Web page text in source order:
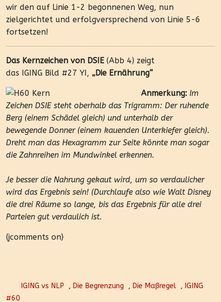
wir den auf Linie 1-2 begonnenen Weg, nun
zielgerichtet und erfolgversprechend von Linie 5-6
fortsetzen!
Das Kernzeichen von DSIE (Abb 4) zeigt
das IGING Bild #27 YI, „Die Ernährung“
Anmerkung: Im
Zeichen DSIE steht oberhalb das Trigramm: Der ruhende
Berg (einem Schädel gleich) und unterhalb der
bewegende Donner (einem kauenden Unterkiefer gleich).
Dreht man das Hexagramm zur Seite könnte man sogar
die Zahnreihen im Mundwinkel erkennen.
Je besser die Nahrung gekaut wird, um so verdaulicher
wird das Ergebnis sein! (Durchlaufe also wie Walt Disney
die drei Räume so lange, bis das Ergebnis für alle drei
Parteien gut verdaulich ist.
{jcomments on}
IGING vs NLP , Die Begrenzung , Die Maßregel , IGING
#60